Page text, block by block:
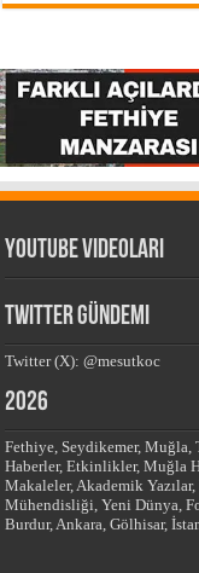
Youtube Videoları
Twitter Gündemi
Twitter (X): @mesutkoc
2026
Fethiye, Seydikemer, Muğla,
Haberler, Etkinlikler, Muğla
Makaleler, Akademik
Mühendisliği, Yeni Dünya,
Burdur, Ankara, Gölhisar,